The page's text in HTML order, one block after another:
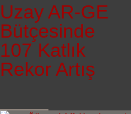
Uzay AR-GE
Bütçesinde
107 Katlık
Rekor Artış